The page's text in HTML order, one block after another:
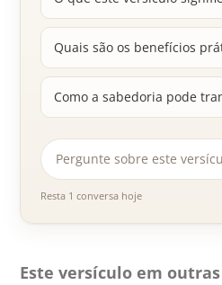
Quais são os benefícios
Como a sabedoria pode
Resta 1 conversa hoje
Este versículo em